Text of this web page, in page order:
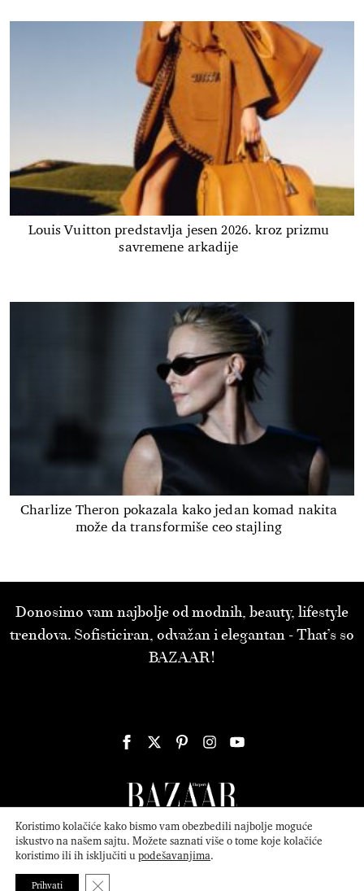
Louis Vuitton predstavlja jesen 2026. kroz prizmu
savremene arkadije
Charlize Theron pokazala kako jedan komad nakita
može da transformiše ceo stajling
Donosimo vam najbolje od modnih, beauty, lifestyle
trendova. Sofisticiran, odvažan i elegantan - That’s so
BAZAAR!
© 2026ATTICA MEDIASerbia, Inc. All Rights Reserved.
Koristimo kolačiće kako bismo vam obezbedili najbolje moguće
iskustvo na našem sajtu. Možete saznati više o tome koje kolačiće
koristimo ili ih isključiti upodešavanjima.
Prihvati Close GDPR Cookie Banner